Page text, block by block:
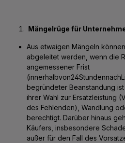
Mängelrüge für
Aus etwaigen Mängeln
abgeleitet werden, wenn die
angemessener Frist
begründeter Beanstandung ist
ihrer Wahl zur Ersatzleistung
des Fehlenden), Wandlung
berechtigt. Darüber hinaus
Käufers, insbesondere
außer für den Fall des